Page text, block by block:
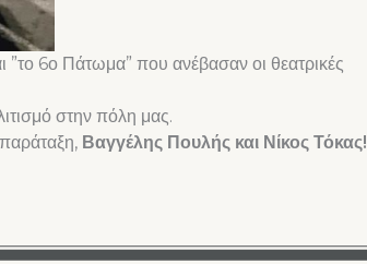
6ο Πάτωμα” που ανέβασαν οι θεατρικές
στην πόλη μας.
Βαγγέλης Πουλής και Νίκος Τόκας!